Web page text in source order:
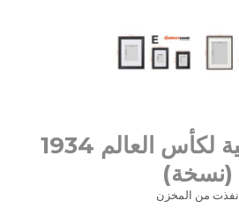
الكرة الرسمية لكأس العالم 1934
(نسخة)
نفذت من المخزن